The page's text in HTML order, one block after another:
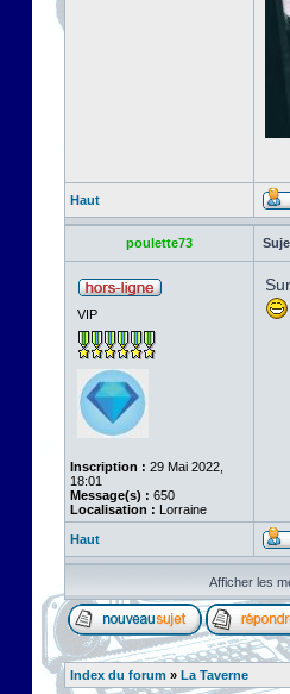
Haut
poulette73
VIP
Inscription : 29 Mai 2022,
18:01
Message(s) : 650
Localisation : Lorraine
Haut
Afficher les
Index du forum » La Taverne